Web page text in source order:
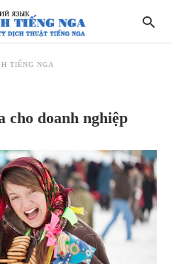
TIẾNG NGA
cho doanh nghiệp